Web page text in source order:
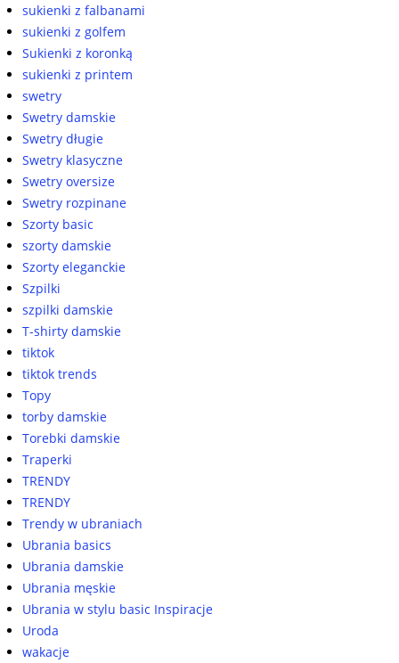
sukienki z falbanami
sukienki z golfem
Sukienki z koronką
sukienki z printem
swetry
Swetry damskie
Swetry długie
Swetry klasyczne
Swetry oversize
Swetry rozpinane
Szorty basic
szorty damskie
Szorty eleganckie
Szpilki
szpilki damskie
T-shirty damskie
tiktok
tiktok trends
Topy
torby damskie
Torebki damskie
Traperki
TRENDY
TRENDY
Trendy w ubraniach
Ubrania basics
Ubrania damskie
Ubrania męskie
Ubrania w stylu basic Inspiracje
Uroda
wakacje